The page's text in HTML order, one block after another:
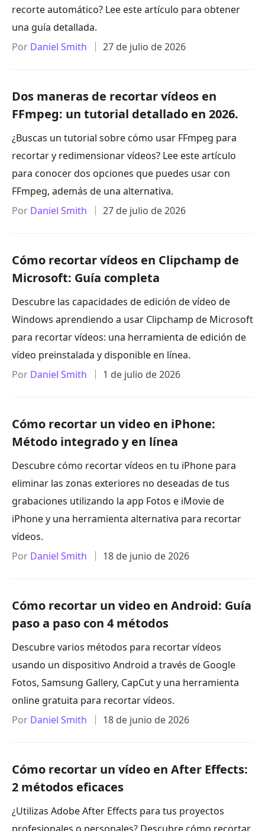
recorte automático? Lee este artículo para obtener
una guía detallada.
Por Daniel Smith 27 de julio de 2026
Dos maneras de recortar vídeos en
FFmpeg: un tutorial detallado en 2026.
¿Buscas un tutorial sobre cómo usar FFmpeg para
recortar y redimensionar vídeos? Lee este artículo
para conocer dos opciones que puedes usar con
FFmpeg, además de una alternativa.
Por Daniel Smith 27 de julio de 2026
Cómo recortar vídeos en Clipchamp de
Microsoft: Guía completa
Descubre las capacidades de edición de vídeo de
Windows aprendiendo a usar Clipchamp de Microsoft
para recortar vídeos: una herramienta de edición de
vídeo preinstalada y disponible en línea.
Por Daniel Smith 1 de julio de 2026
Cómo recortar un video en iPhone:
Método integrado y en línea
Descubre cómo recortar vídeos en tu iPhone para
eliminar las zonas exteriores no deseadas de tus
grabaciones utilizando la app Fotos e iMovie de
iPhone y una herramienta alternativa para recortar
vídeos.
Por Daniel Smith 18 de junio de 2026
Cómo recortar un video en Android: Guía
paso a paso con 4 métodos
Descubre varios métodos para recortar vídeos
usando un dispositivo Android a través de Google
Fotos, Samsung Gallery, CapCut y una herramienta
online gratuita para recortar vídeos.
Por Daniel Smith 18 de junio de 2026
Cómo recortar un vídeo en After Effects:
2 métodos eficaces
¿Utilizas Adobe After Effects para tus proyectos